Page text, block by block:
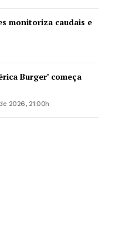
monitoriza caudais e
Burger’ começa
2026, 21:00h